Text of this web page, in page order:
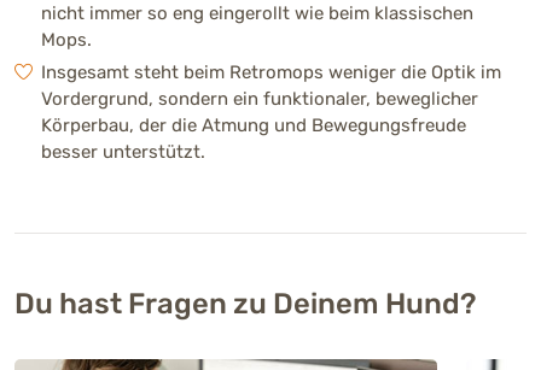
nicht immer so eng eingerollt wie beim klassischen
Mops.
Insgesamt steht beim Retromops weniger die Optik im
Vordergrund, sondern ein funktionaler, beweglicher
Körperbau, der die Atmung und Bewegungsfreude
besser unterstützt.
Du hast Fragen zu Deinem Hund?